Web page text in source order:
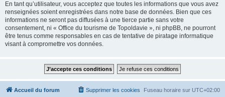
En tant qu’utilisateur, vous acceptez que toutes les informations que vous avez
renseignées soient enregistrées dans notre base de données. Bien que ces
informations ne seront pas diffusées à une tierce partie sans votre
consentement, ni « Office du tourisme de Topoldavie », ni phpBB, ne pourront
être tenus comme responsables en cas de tentative de piratage informatique
visant à compromettre vos données.
Accueil du forum Fuseau horaire sur UTC+02:00
Supprimer les cookies